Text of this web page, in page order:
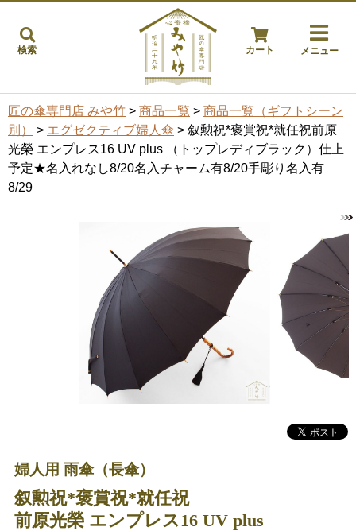
検索 カート メニュー
匠の傘専門店 みや竹 > 商品一覧 > 商品一覧（ギフトシーン
別）
> エグゼクティブ婦人傘 > 叙勲祝*褒賞祝*就任祝前原
光榮 エンプレス16 UV plus （トップレディブラック）仕上
予定★名入れなし8/20名入チャーム有8/20手彫り名入有
8/29
婦人用 雨傘（長傘）
叙勲祝*褒賞祝*就任祝
前原光榮 エンプレス16 UV plus